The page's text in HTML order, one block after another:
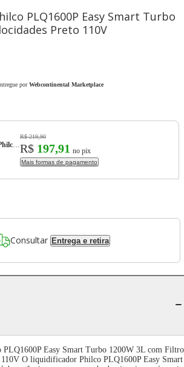
PLQ1600P Easy Smart Turbo
Preto 110V
por Webcontinental Marketplace
Liquidificador Philco PLQ1600P Easy Smart Turbo 1200W 3L 12 Velocidades Preto 110V
R$ 219,90
R$ 197,91 no pix
Mais formas de pagamento
Consultar Entrega e retira
Easy Smart Turbo 1200W 3L com Filtro
110V O liquidificador Philco PLQ1600P Easy Smart